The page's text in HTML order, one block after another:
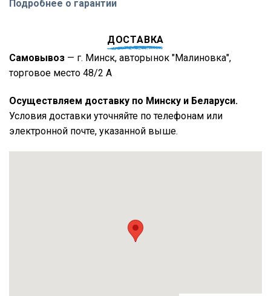
Подробнее о гарантии
ДОСТАВКА
Самовывоз — г. Минск, авторынок "Малиновка",
торговое место 48/2 А
Осуществляем доставку по Минску и Беларуси.
Условия доставки уточняйте по телефонам или
электронной почте, указанной выше.